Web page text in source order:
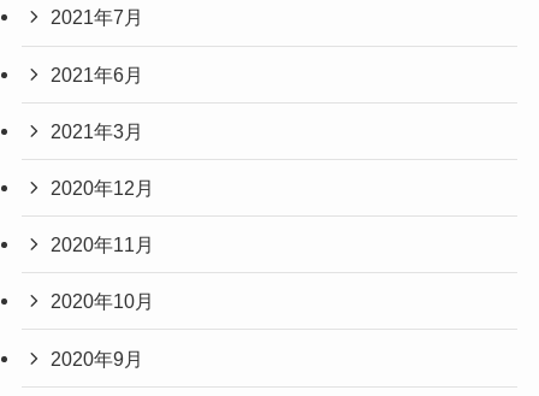
2021年7月
2021年6月
2021年3月
2020年12月
2020年11月
2020年10月
2020年9月